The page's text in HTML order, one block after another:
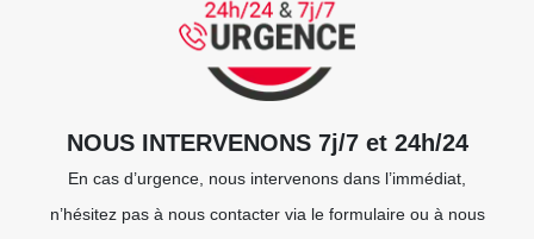
NOUS INTERVENONS 7j/7 et 24h/24
En cas d’urgence, nous intervenons dans l’immédiat,
n’hésitez pas à nous contacter via le formulaire ou à nous